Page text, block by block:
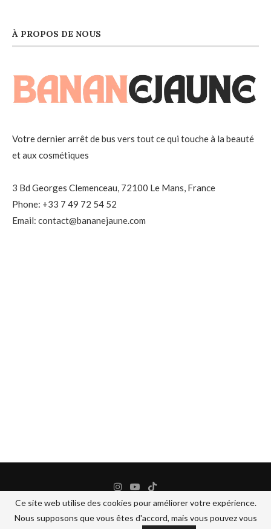
À PROPOS DE NOUS
Votre dernier arrêt de bus vers tout ce qui touche à la beauté
et aux cosmétiques
3 Bd Georges Clemenceau, 72100 Le Mans, France
Phone: +33 7 49 72 54 52
Email: contact@bananejaune.com
Ce site web utilise des cookies pour améliorer votre expérience.
Nous supposons que vous êtes d'accord, mais vous pouvez vous